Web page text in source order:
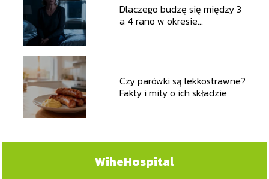
Dlaczego budzę się między 3
a 4 rano w okresie
Czy parówki są lekkostrawne?
Fakty i mity o ich składzie
WiheHospital